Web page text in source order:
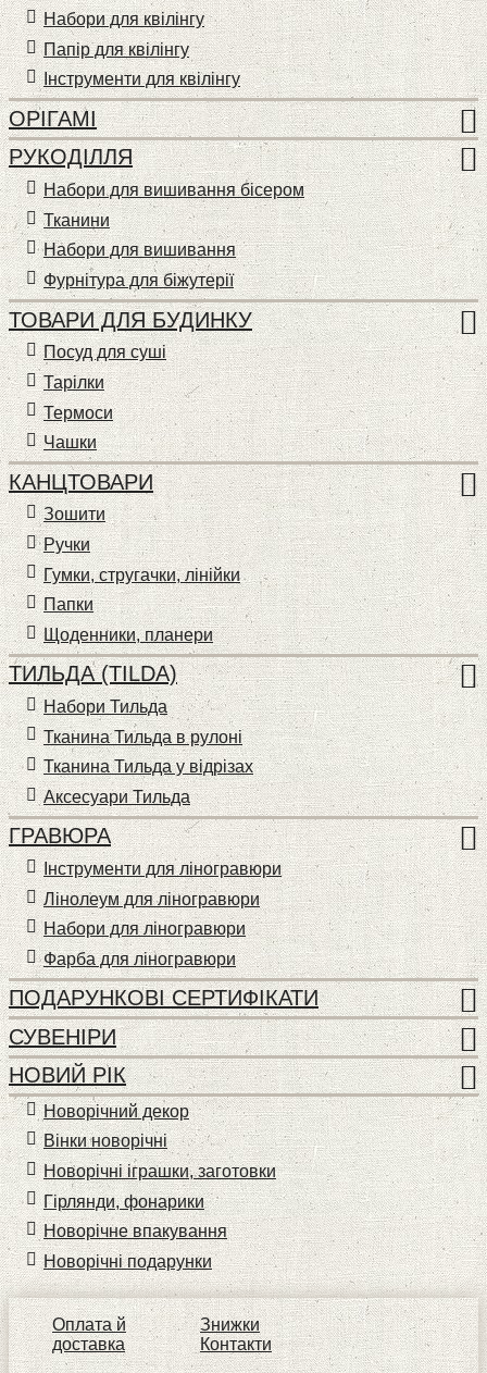
Набори для квілінгу
Папір для квілінгу
Інструменти для квілінгу
ОРІГАМІ
РУКОДІЛЛЯ
Набори для вишивання бісером
Тканини
Набори для вишивання
Фурнітура для біжутерії
ТОВАРИ ДЛЯ БУДИНКУ
Посуд для суші
Тарілки
Термоси
Чашки
КАНЦТОВАРИ
Зошити
Ручки
Гумки, стругачки, лінійки
Папки
Щоденники, планери
ТИЛЬДА (TILDA)
Набори Тильда
Тканина Тильда в рулоні
Тканина Тильда у відрізах
Аксесуари Тильда
ГРАВЮРА
Інструменти для ліногравюри
Лінолеум для ліногравюри
Набори для ліногравюри
Фарба для ліногравюри
ПОДАРУНКОВІ СЕРТИФІКАТИ
СУВЕНІРИ
НОВИЙ РІК
Новорічний декор
Вінки новорічні
Новорічні іграшки, заготовки
Гірлянди, фонарики
Новорічне впакування
Новорічні подарунки
Оплата й
доставка
Знижки
Контакти